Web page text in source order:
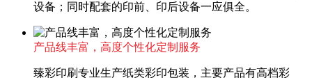
设备；同时配套的印前、印后设备一应俱全。
产品线丰富，高度个性化定制服务
臻彩印刷专业生产纸类彩印包装，主要产品有高档彩